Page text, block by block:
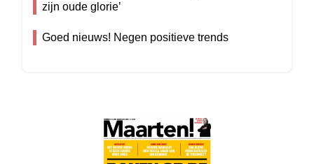
zijn oude glorie’
Goed nieuws! Negen positieve trends